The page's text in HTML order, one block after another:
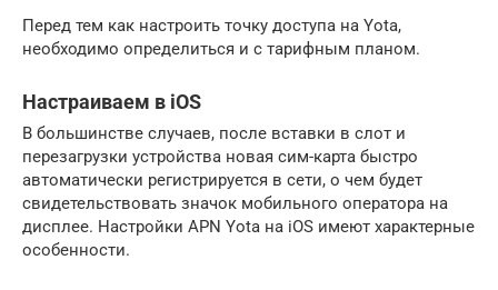
Перед тем как настроить точку доступа на Yota,
необходимо определиться и с тарифным планом.
Настраиваем в iOS
В большинстве случаев, после вставки в слот и
перезагрузки устройства новая сим-карта быстро
автоматически регистрируется в сети, о чем будет
свидетельствовать значок мобильного оператора на
дисплее. Настройки APN Yota на iOS имеют характерные
особенности.